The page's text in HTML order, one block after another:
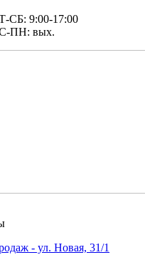
СБ: 9:00-17:00
ПН: вых.
- ул. Новая, 31/1